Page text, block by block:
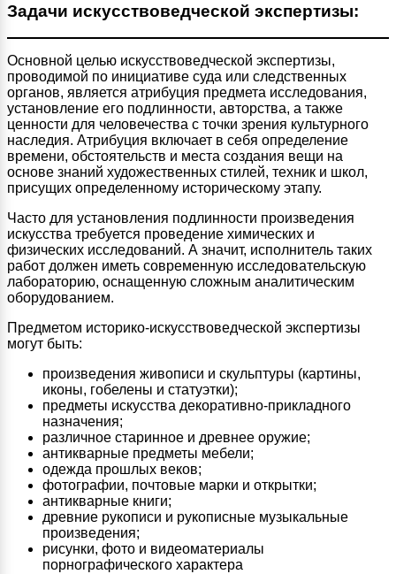
Задачи искусствоведческой экспертизы:
Основной целью искусствоведческой экспертизы,
проводимой по инициативе суда или следственных
органов, является атрибуция предмета исследования,
установление его подлинности, авторства, а также
ценности для человечества с точки зрения культурного
наследия. Атрибуция включает в себя определение
времени, обстоятельств и места создания вещи на
основе знаний художественных стилей, техник и школ,
присущих определенному историческому этапу.
Часто для установления подлинности произведения
искусства требуется проведение химических и
физических исследований. А значит, исполнитель таких
работ должен иметь современную исследовательскую
лабораторию, оснащенную сложным аналитическим
оборудованием.
Предметом историко-искусствоведческой экспертизы
могут быть:
произведения живописи и скульптуры (картины,
иконы, гобелены и статуэтки);
предметы искусства декоративно-прикладного
назначения;
различное старинное и древнее оружие;
антикварные предметы мебели;
одежда прошлых веков;
фотографии, почтовые марки и открытки;
антикварные книги;
древние рукописи и рукописные музыкальные
произведения;
рисунки, фото и видеоматериалы
порнографического характера